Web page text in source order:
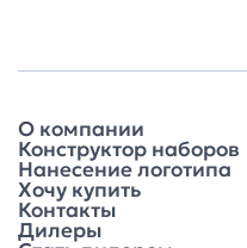
О компании
Конструктор наборов
Нанесение логотипа
Хочу купить
Контакты
Дилеры